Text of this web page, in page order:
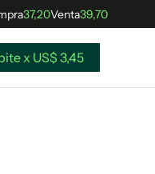
37,20Venta39,70
x US$ 3,45